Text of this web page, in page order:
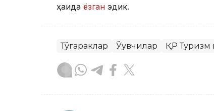
ҳақида ёзган эдик.
Тўгараклар Ўқувчилар ҚР Туризм